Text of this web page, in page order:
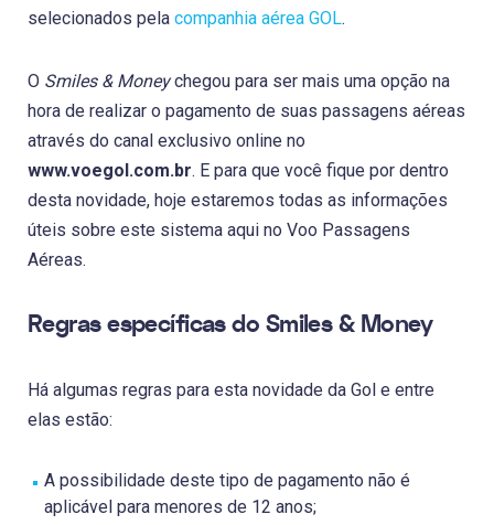
selecionados pela companhia aérea GOL.
O Smiles & Moneychegou para ser mais uma opção na
hora de realizar o pagamento de suas passagens aéreas
através do canal exclusivo online no
www.voegol.com.br. E para que você fique por dentro
desta novidade, hoje estaremos todas as informações
úteis sobre este sistema aqui no Voo Passagens
Aéreas.
Regras específicas do Smiles & Money
Há algumas regras para esta novidade da Gol e entre
elas estão:
A possibilidade deste tipo de pagamento não é
aplicável para menores de 12 anos;